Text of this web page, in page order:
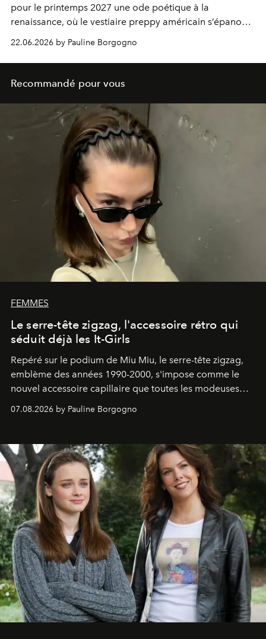
pour le printemps 2027 une ode poétique à la
renaissance, où le vestiaire preppy américain s’épanouit
dans un jardin imaginaire peuplé de fleurs, d’insectes et
de savoir-faire d’exception.
22.06.2026 by Pauline Borgogno
Recommandé pour vous
FEMMES
Le serre-tête zigzag, l'accessoire rétro qui
séduit déjà les It-Girls
Repéré sur le podium de Miu Miu, le serre-tête zigzag,
emblème des années 1990-2000, s'impose comme le
nouvel accessoire capillaire que toutes les modeuses
s'arrachent déjà.
07.08.2026 by Pauline Borgogno